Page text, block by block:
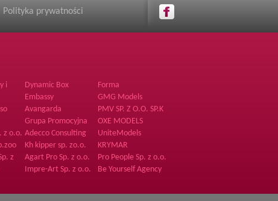
Polityka prywatności
i
Dynamic Box
Forma
Embassy
GMG Models
Avangarda
Magazine
PMV SP. Z O.O. SP.K
Grupa Promocyjna
A2 Sp.zo.o
OXE MODELS
z o.o. Adecco Consulting
Sp. z o.o.
UniteModels
Kh kipper sp. zo.o.
KRYMAR
z
Agart Pro Sp. z o.o.
Pro People Sp. z o.o.
Impre-Art Sp. z o.o. Be Yourself Agency